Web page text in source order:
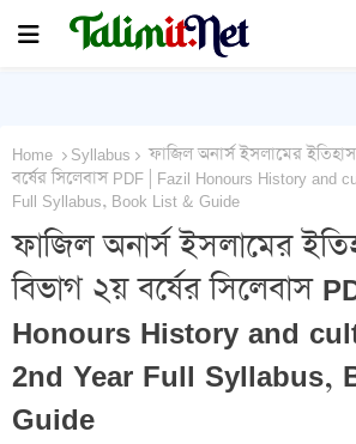
Home Syllabus
ফাজিল অনার্স ইসলামের
বর্ষের সিলেবাস PDF | Fazil Honours History and
Full Syllabus, Book List & Guide
ফাজিল অনার্স ইসলামের
বিভাগ ২য় বর্ষের সিলেবাস
Honours History and
2nd Year Full Syllabus,
Guide